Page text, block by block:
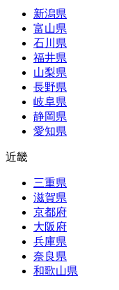
新潟県
富山県
石川県
福井県
山梨県
長野県
岐阜県
静岡県
愛知県
近畿
三重県
滋賀県
京都府
大阪府
兵庫県
奈良県
和歌山県